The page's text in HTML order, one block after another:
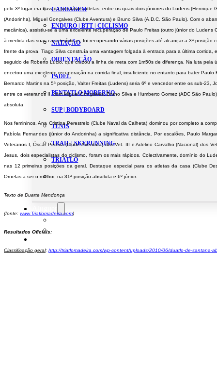
CANOAGEM
ENDURO | BTT | CICLISMO
NATAÇÃO
ORIENTAÇÃO
PADEL
PENTATLO MODERNO
SUP | BODYBOARD
TÉNIS
TRAIL | SKYRUNNING
TRIATLO
Equipamento Nautico
pelo 3º lugar era travada por vários atletas, entre os quais dois júniores do Ludens (Henrique
(Andorinha), Miguel Gonçalves (Clube Aventura) e Bruno Silva (A.D.C. São Paulo). Com o
mecânica), assistiu-se a uma excelente recuperação de Paulo Freitas (outro júnior do Ludens
à medida das suas características, foi recuperando várias posições até alcançar a 3ª posição
frente da prova, Tiago Silva construía uma vantagem folgada à entrada para a última corrida,
seguido de Roberto Lúcio, que cruzou a linha de meta com 1m50s de diferença. Na luta pela
encetou uma excelente recuperação na corrida final, insuficiente no entanto para bater Paulo
Bernardo Martins na 5ª posição, Valter Freitas (Ludens) seria 6º e vencedor entre os sub-23,
entre os veteranos II, com Miguel Gonçalves, Bruno Silva e Humberto Gomez (ADC São
absoluta.
Nos femininos, Ana Cristina Perestrelo (Clube Naval da Calheta) dominou por completo a
Fabíola Fernandes (júnior do Andorinha) a significativa distância. Por escalões, Paulo
Veteranos I, Óscar Pereira (Clube Aventura) dos Vet. III e Adelino Carvalho (Nacional) dos
Jesus, dois especialistas do ciclismo, foram os mais rápidos. Colectivamente, domínio do
nas 12 primeiras posições da geral. Destaque especial para os atletas da casa (Clube
Ornelas a ser o melhor, na 31ª posição absoluta e 6º júnior.
Texto de Duarte Mendonça
(fonte: www.Triatlomadeira.com)
Resultados Oficiais:
Classificação geral: http://triatlomadeira.com/wp-content/uploads/2010/06/duatlo-de-santana-